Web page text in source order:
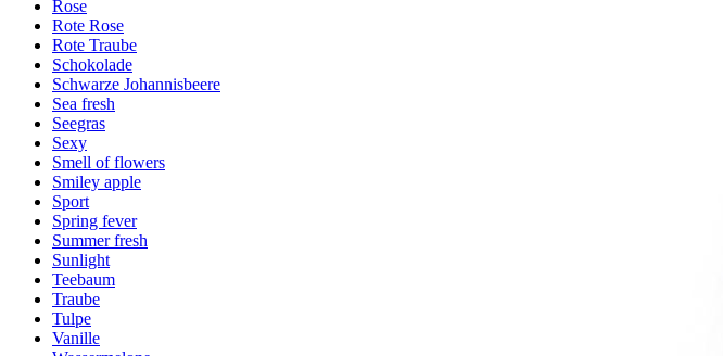
Rose
Rote Rose
Rote Traube
Schokolade
Schwarze Johannisbeere
Sea fresh
Seegras
Sexy
Smell of flowers
Smiley apple
Sport
Spring fever
Summer fresh
Sunlight
Teebaum
Traube
Tulpe
Vanille